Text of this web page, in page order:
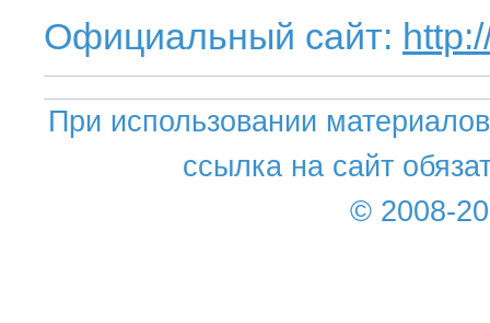
Официальный сайт:
При использовании
ссылка на сайт
© 2008-